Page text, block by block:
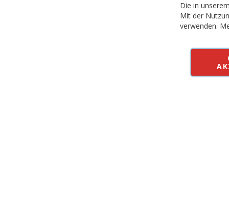
Vertrag
Alle Preise inkl.
Die in
Mit der
verwenden.